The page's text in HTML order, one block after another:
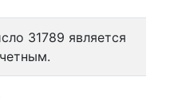
31789 является